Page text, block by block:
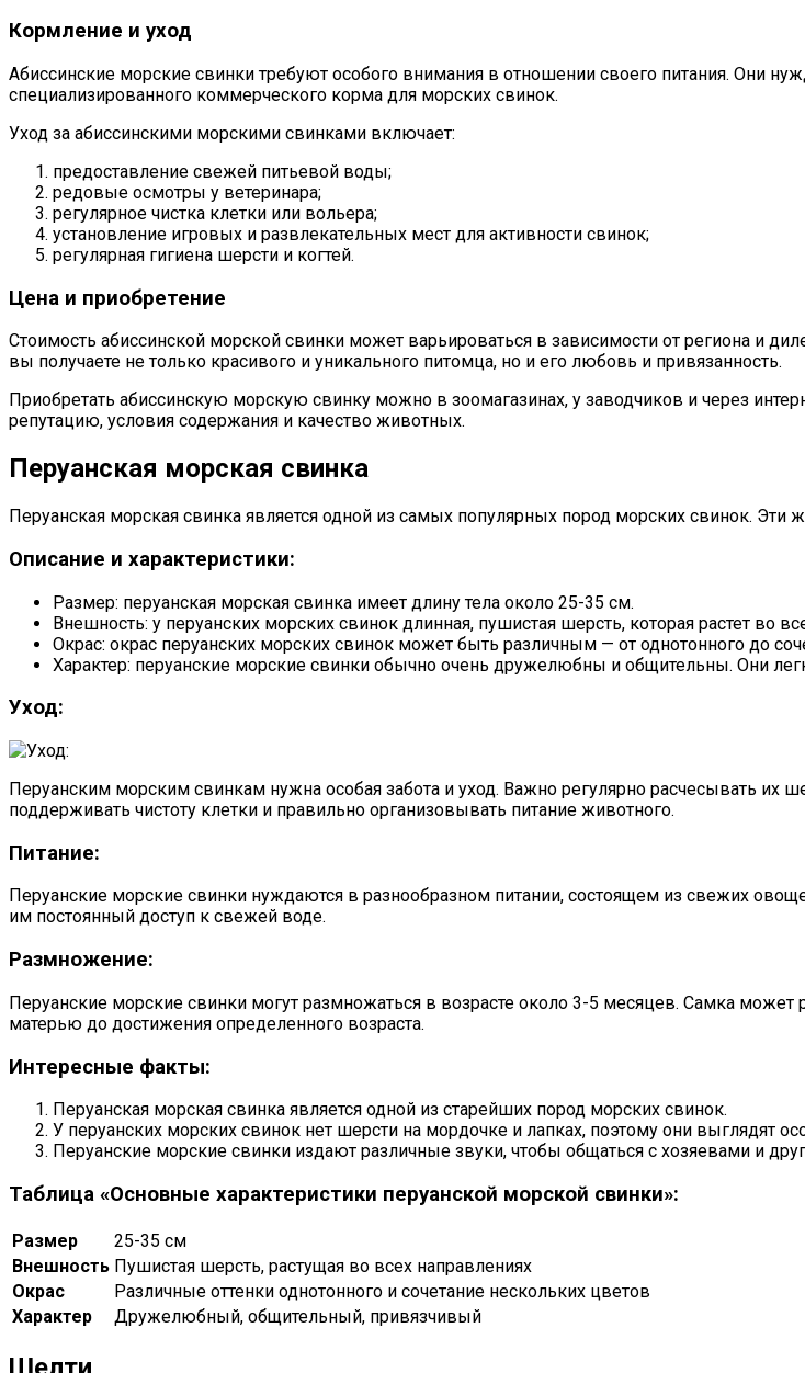
Кормление и уход
Абиссинские морские свинки требуют особого внимания в отношении своего питания. Они
специализированного коммерческого корма для морских свинок.
Уход за абиссинскими морскими свинками включает:
предоставление свежей питьевой воды;
редовые осмотры у ветеринара;
регулярное чистка клетки или вольера;
установление игровых и развлекательных мест для активности свинок;
регулярная гигиена шерсти и когтей.
Цена и приобретение
Стоимость абиссинской морской свинки может варьироваться в зависимости от региона и
вы получаете не только красивого и уникального питомца, но и его любовь и привязанность.
Приобретать абиссинскую морскую свинку можно в зоомагазинах, у заводчиков и через
репутацию, условия содержания и качество животных.
Перуанская морская свинка
Перуанская морская свинка является одной из самых популярных пород морских свинок.
Описание и характеристики:
Размер: перуанская морская свинка имеет длину тела около 25-35 см.
Внешность: у перуанских морских свинок длинная, пушистая шерсть, которая растет во
Окрас: окрас перуанских морских свинок может быть различным — от однотонного до
Характер: перуанские морские свинки обычно очень дружелюбны и общительны. Они
Уход:
Перуанским морским свинкам нужна особая забота и уход. Важно регулярно расчесывать
поддерживать чистоту клетки и правильно организовывать питание животного.
Питание:
Перуанские морские свинки нуждаются в разнообразном питании, состоящем из свежих
им постоянный доступ к свежей воде.
Размножение:
Перуанские морские свинки могут размножаться в возрасте около 3-5 месяцев. Самка
матерью до достижения определенного возраста.
Интересные факты:
Перуанская морская свинка является одной из старейших пород морских свинок.
У перуанских морских свинок нет шерсти на мордочке и лапках, поэтому они выглядят
Перуанские морские свинки издают различные звуки, чтобы общаться с хозяевами и
Таблица «Основные характеристики перуанской морской свинки»:
Размер
25-35 см
Внешность Пушистая шерсть, растущая во всех направлениях
Окрас
Различные оттенки однотонного и сочетание нескольких цветов
Характер
Дружелюбный, общительный, привязчивый